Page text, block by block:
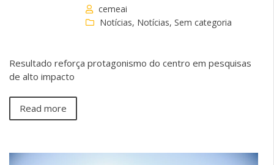
cemeai
Notícias, Notícias, Sem categoria
Resultado reforça protagonismo do centro em pesquisas
de alto impacto
Read more